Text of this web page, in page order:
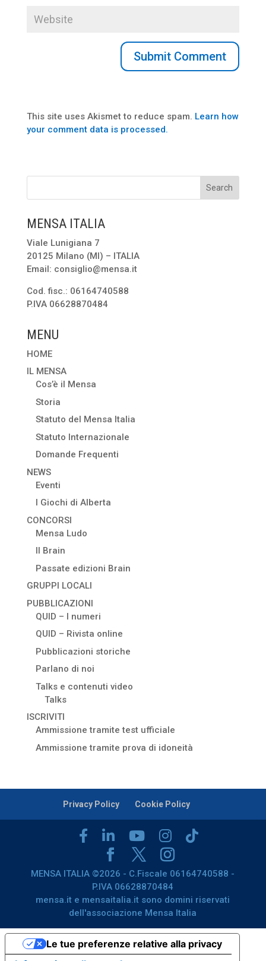
This site uses Akismet to reduce spam. Learn how
your comment data is processed.
MENSA ITALIA
Viale Lunigiana 7
20125 Milano (MI) – ITALIA
Email: consiglio@mensa.it
Cod. fisc.: 06164740588
P.IVA 06628870484
MENU
HOME
IL MENSA
Cos’è il Mensa
Storia
Statuto del Mensa Italia
Statuto Internazionale
Domande Frequenti
NEWS
Eventi
I Giochi di Alberta
CONCORSI
Mensa Ludo
Il Brain
Passate edizioni Brain
GRUPPI LOCALI
PUBBLICAZIONI
QUID – I numeri
QUID – Rivista online
Pubblicazioni storiche
Parlano di noi
Talks e contenuti video
Talks
ISCRIVITI
Ammissione tramite test ufficiale
Ammissione tramite prova di idoneità
Privacy Policy Cookie Policy
MENSA ITALIA ©2026 - C.Fiscale 06164740588 -
P.IVA 06628870484
mensa.it e mensaitalia.it sono domini riservati
dell'associazione Mensa Italia
Le tue preferenze relative alla privacy